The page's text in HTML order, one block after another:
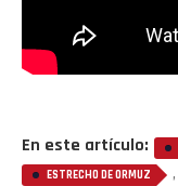
En este artículo:
ESTRECHO DE ORMUZ ,